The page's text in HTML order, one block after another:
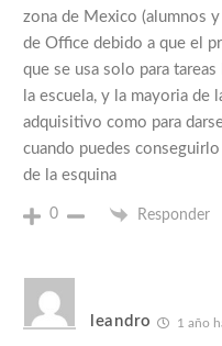
zona de Mexico (alumnos
de Office debido a que el
que se usa solo para
la escuela, y la mayoria
adquisitivo como para
cuando puedes
de la esquina
0 Responder
leandro 1 año